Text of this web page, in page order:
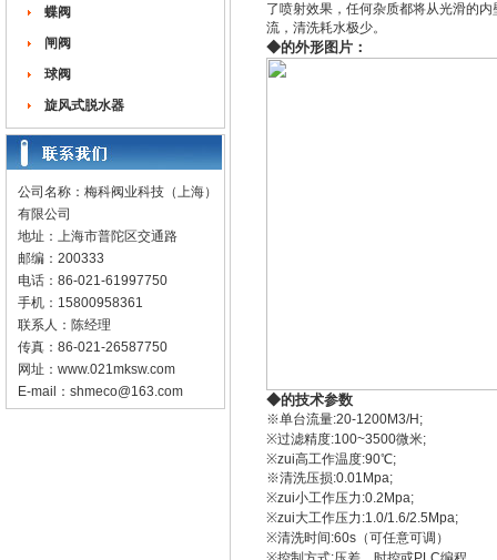
蝶阀
闸阀
球阀
旋风式脱水器
公司名称：梅科阀业科技（上海）
有限公司
地址：上海市普陀区交通路
邮编：200333
电话：86-021-61997750
手机：15800958361
联系人：陈经理
传真：86-021-26587750
网址： www.021mksw.com
E-mail： shmeco@163.com
了喷射效果，任何杂质都将从光滑的
流，清洗耗水极少。
◆的外形图片：
◆的技术参数
※单台流量:20-1200M3/H;
※过滤精度:100~3500微米;
※zui高工作温度:90℃;
※清洗压损:0.01Mpa;
※zui小工作压力:0.2Mpa;
※zui大工作压力:1.0/1.6/2.5Mpa;
※清洗时间:60s（可任意可调）